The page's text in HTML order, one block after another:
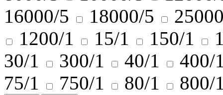
16000/5
18000/5
1200/1
15/1 150/1
30/1
300/1 40/1
400/
75/1
750/1 80/1 800/